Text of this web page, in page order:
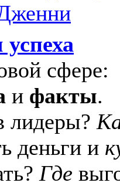
сфере:
и факты.
лидеры?
деньги и
Где